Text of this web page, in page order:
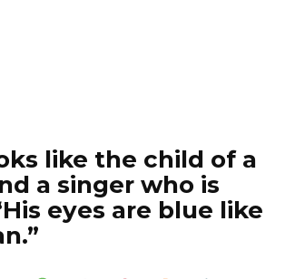
like the child of a
a singer who is
eyes are blue like